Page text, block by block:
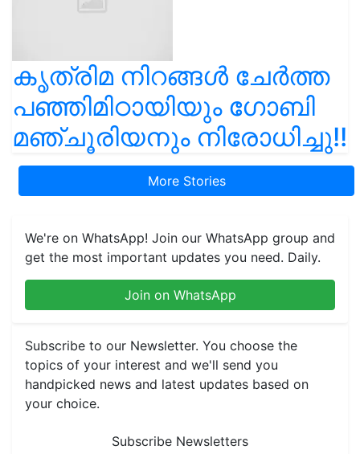
കൃത്രിമ നിറങ്ങൾ ചേർത്ത
പഞ്ഞിമിഠായിയും ഗോബി
മഞ്ചൂരിയനും നിരോധിച്ചു!!
More Stories
We're on WhatsApp! Join our WhatsApp group and
get the most important updates you need. Daily.
Join on WhatsApp
Subscribe to our Newsletter. You choose the
topics of your interest and we'll send you
handpicked news and latest updates based on
your choice.
Subscribe Newsletters